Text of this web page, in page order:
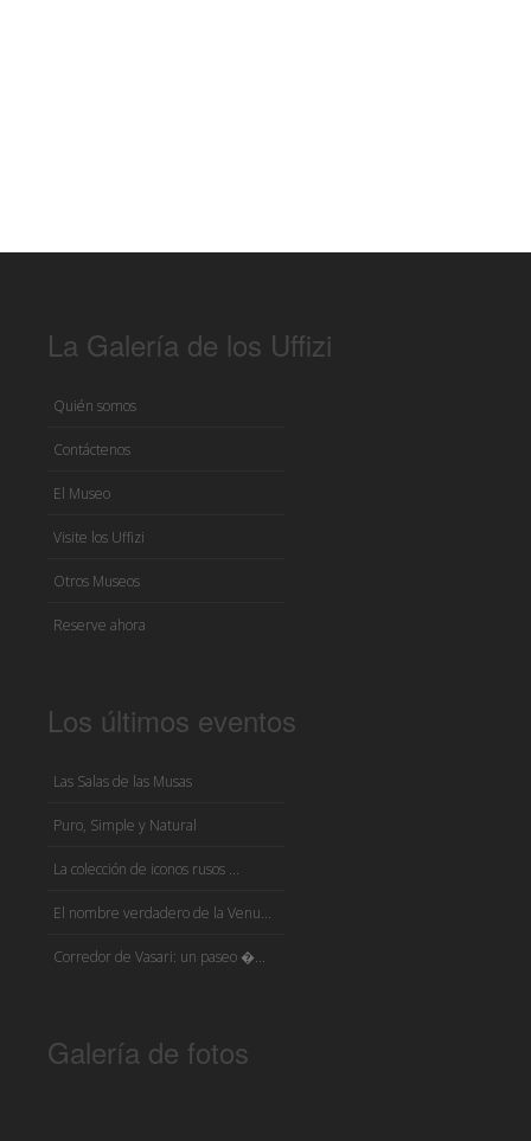
La Galería de los Uffizi
Quién somos
Contáctenos
El Museo
Visite los Uffizi
Otros Museos
Reserve ahora
Los últimos eventos
Las Salas de las Musas
Puro, Simple y Natural
La colección de iconos rusos ...
El nombre verdadero de la Venu...
Corredor de Vasari: un paseo �...
Galería de fotos